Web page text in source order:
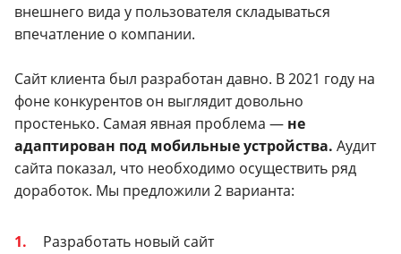
внешнего вида у пользователя складываться
впечатление о компании.
Сайт клиента был разработан давно. В 2021 году на
фоне конкурентов он выглядит довольно
простенько. Самая явная проблема — не
адаптирован под мобильные устройства. Аудит
сайта показал, что необходимо осуществить ряд
доработок. Мы предложили 2 варианта:
Разработать новый сайт